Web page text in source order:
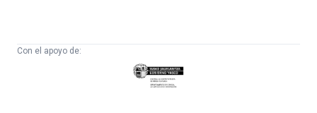
Con el apoyo de:
Eusko
Jaurlaritza